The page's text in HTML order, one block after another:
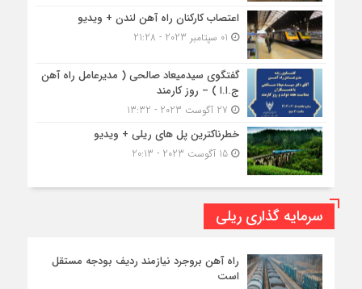
اعتصاب کارکنان راه آهن لندن + ویدیو
گفتگوی سیدمیعاد صالحی ( مدیرعامل راه آهن
ج.ا.ا ) – روز کارمند
خطرناکترین پل های ریلی + ویدیو
15 آگوست 2023 - 20:13
سرمایه گذاری ریلی
راه آهن بروجرد نیازمند ردیف بودجه مستقل
است